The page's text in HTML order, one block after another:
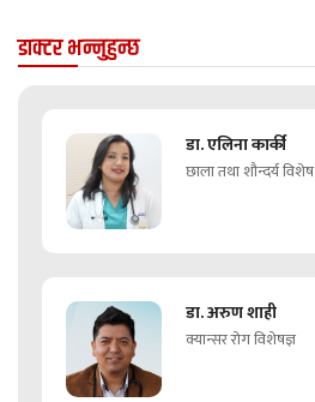
डाक्टर भन्नुहुन्छ
डा. एलिना कार्की
छाला तथा शौन्दर्य विशेष
डा. अरुण शाही
क्यान्सर रोग विशेषज्ञ